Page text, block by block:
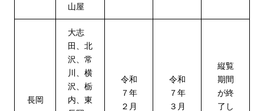
山屋
長岡
大志
田、北
沢、常
川、横
沢、栃
内、東
令和
７年
２月
令和
７年
３月
縦覧
期間
が終
了し